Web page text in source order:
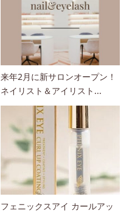
来年2月に新サロンオープン！
ネイリスト＆アイリスト...
フェニックスアイ カールアッ